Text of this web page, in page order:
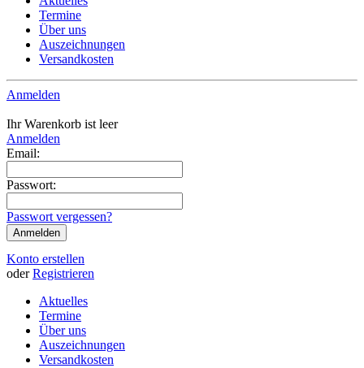
Termine
Über uns
Auszeichnungen
Versandkosten
Anmelden
Ihr Warenkorb ist leer
Anmelden
Email:
Passwort:
Passwort vergessen?
Konto erstellen
oder Registrieren
Aktuelles
Termine
Über uns
Auszeichnungen
Versandkosten